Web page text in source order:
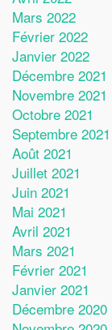
Mars 2022
Février 2022
Janvier 2022
Décembre 2021
Novembre 2021
Octobre 2021
Septembre 2021
Août 2021
Juillet 2021
Juin 2021
Mai 2021
Avril 2021
Mars 2021
Février 2021
Janvier 2021
Décembre 2020